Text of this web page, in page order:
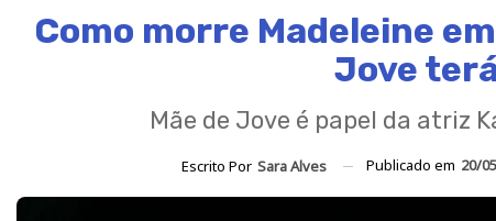
Como morre Madeleine
Jove
Mãe de Jove é papel da atriz
Escrito Por Sara Alves Publicado em 20/